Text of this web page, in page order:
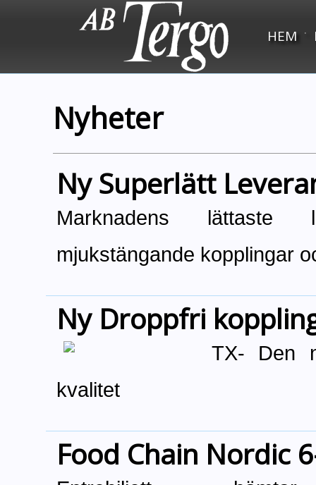
HEM ·
Nyheter
Ny Superlätt
Marknadens lättaste
mjukstängande kopplingar
Ny Droppfri
TX- Den
kvalitet
Food Chain Nordic